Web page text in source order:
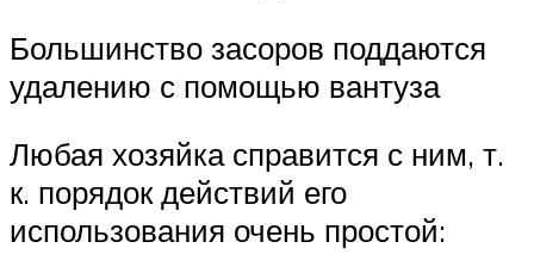
Большинство засоров поддаются
удалению с помощью вантуза
Любая хозяйка справится с ним, т.
к. порядок действий его
использования очень простой: